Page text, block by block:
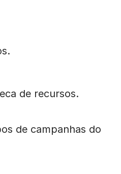
de recursos.
de campanhas do